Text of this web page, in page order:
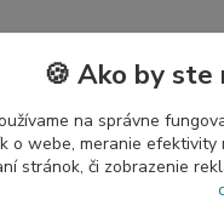
český vtáčik
vtáčik na štipcipatrí
Vďaka
ďaleko za
🍪 Ako by ste
na správne
o webe, meranie
stránok, či zobrazenie